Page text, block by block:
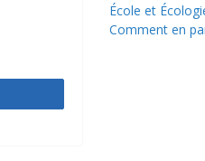
École et
Comment en